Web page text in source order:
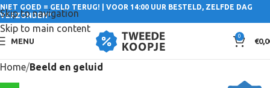
Skip to navigation
Skip to main content
NIET GOED = GELD TERUG! | VOOR 14:00 UUR BESTELD, ZELFDE DAG
VERZONDEN*
MENU
0
€
Home Beeld en geluid